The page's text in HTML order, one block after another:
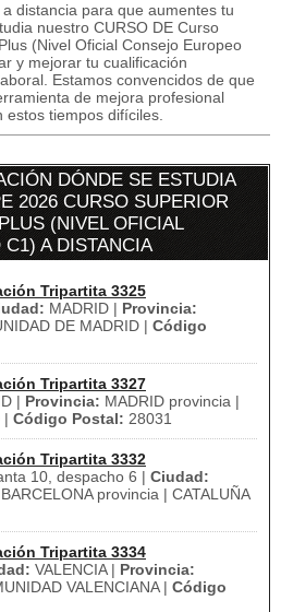
distancia para que aumentes tu
nuestro CURSO DE Curso
(Nivel Oficial Consejo Europeo
y mejorar tu cualificación
Estamos convencidos de que
de mejora profesional
tiempos difíciles.
DÓNDE SE ESTUDIA
2026 CURSO SUPERIOR
(NIVEL OFICIAL
A DISTANCIA
Tripartita 3325
MADRID | Provincia:
DE MADRID | Código
Tripartita 3327
| Provincia: MADRID provincia |
| Código Postal: 28031
Tripartita 3332
10, despacho 6 | Ciudad:
BARCELONA provincia | CATALUÑA
Tripartita 3334
VALENCIA | Provincia:
VALENCIANA | Código